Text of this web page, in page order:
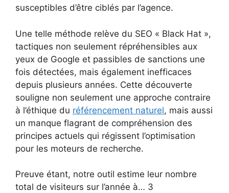
susceptibles d’être ciblés par l’agence.
Une telle méthode relève du SEO « Black Hat »,
tactiques non seulement répréhensibles aux
yeux de Google et passibles de sanctions une
fois détectées, mais également inefficaces
depuis plusieurs années. Cette découverte
souligne non seulement une approche contraire
à l’éthique du référencement naturel, mais aussi
un manque flagrant de compréhension des
principes actuels qui régissent l’optimisation
pour les moteurs de recherche.
Preuve étant, notre outil estime leur nombre
total de visiteurs sur l’année à… 3